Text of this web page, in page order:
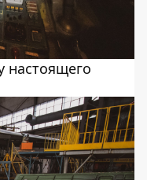
настоящего